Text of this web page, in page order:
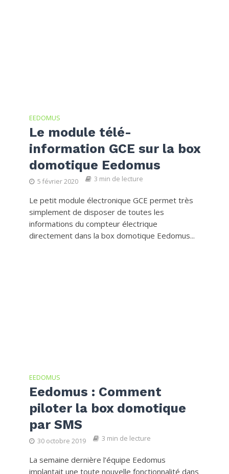
EEDOMUS
Le module télé-
information GCE sur la box
domotique Eedomus
5 février 2020 3 min de lecture
Le petit module électronique GCE permet très
simplement de disposer de toutes les
informations du compteur électrique
directement dans la box domotique Eedomus...
EEDOMUS
Eedomus : Comment
piloter la box domotique
par SMS
30 octobre 2019 3 min de lecture
La semaine dernière l’équipe Eedomus
implantait une toute nouvelle fonctionnalité dans